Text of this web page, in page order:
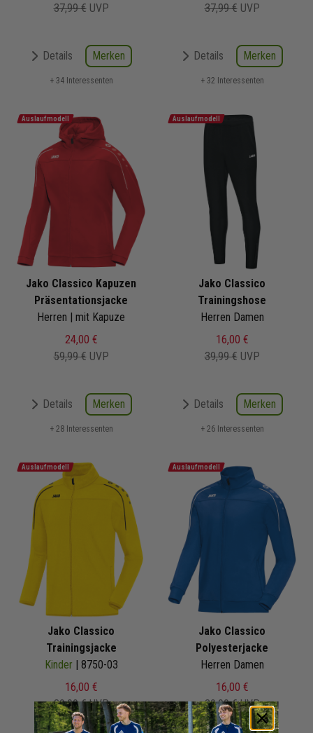
37,99 € UVP
Details Merken
+ 34 Interessenten
37,99 € UVP
Details Merken
+ 32 Interessenten
Auslaufmodell
Jako Classico Kapuzen
Präsentationsjacke
Herren | mit Kapuze
24,00 €
59,99 € UVP
Details Merken
+ 28 Interessenten
Auslaufmodell
Jako Classico
Trainingshose
Herren Damen
16,00 €
39,99 € UVP
Details Merken
+ 26 Interessenten
Auslaufmodell
Jako Classico
Trainingsjacke
Kinder | 8750-03
16,00 €
39,99 € UVP
Auslaufmodell
Jako Classico
Polyesterjacke
Herren Damen
16,00 €
39,99 € UVP